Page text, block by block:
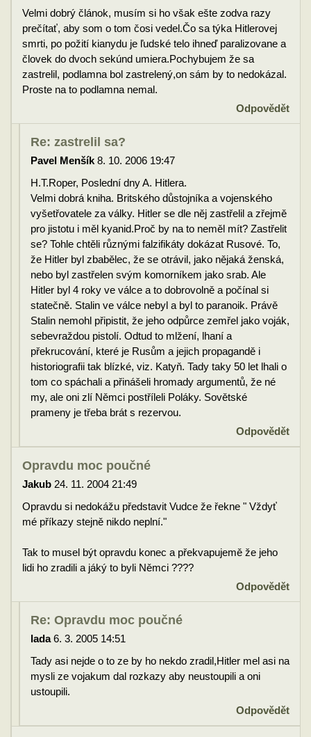
Velmi dobrý článok, musím si ho však ešte zodva razy
prečítať, aby som o tom čosi vedel.Čo sa týka Hitlerovej
smrti, po požití kianydu je ľudské telo ihneď paralizovane a
človek do dvoch sekúnd umiera.Pochybujem že sa
zastrelil, podlamna bol zastrelený,on sám by to nedokázal.
Proste na to podlamna nemal.
Odpovědět
Re: zastrelil sa?
Pavel Menšík 8. 10. 2006 19:47
H.T.Roper, Poslední dny A. Hitlera.
Velmi dobrá kniha. Britského důstojníka a vojenského
vyšetřovatele za války. Hitler se dle něj zastřelil a zřejmě
pro jistotu i měl kyanid.Proč by na to neměl mít? Zastřelit
se? Tohle chtěli různými falzifikáty dokázat Rusové. To,
že Hitler byl zbabělec, že se otrávil, jako nějaká ženská,
nebo byl zastřelen svým komorníkem jako srab. Ale
Hitler byl 4 roky ve válce a to dobrovolně a počínal si
statečně. Stalin ve válce nebyl a byl to paranoik. Právě
Stalin nemohl připistit, že jeho odpůrce zemřel jako voják,
sebevraždou pistolí. Odtud to mlžení, lhaní a
překrucování, které je Rusům a jejich propagandě i
historiografii tak blízké, viz. Katyň. Tady taky 50 let lhali o
tom co spáchali a přinášeli hromady argumentů, že né
my, ale oni zlí Němci postříleli Poláky. Sovětské
prameny je třeba brát s rezervou.
Odpovědět
Opravdu moc poučné
Jakub 24. 11. 2004 21:49
Opravdu si nedokážu představit Vudce že řekne " Vždyť
mé příkazy stejně nikdo neplní."
Tak to musel být opravdu konec a překvapujemě že jeho
lidi ho zradili a jáký to byli Němci ????
Odpovědět
Re: Opravdu moc poučné
lada6. 3. 2005 14:51
Tady asi nejde o to ze by ho nekdo zradil,Hitler mel asi na
mysli ze vojakum dal rozkazy aby neustoupili a oni
ustoupili.
Odpovědět